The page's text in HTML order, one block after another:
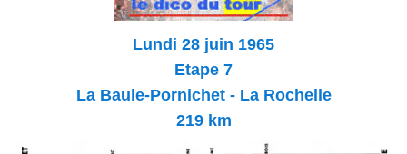
Lundi 28 juin 1965
Etape 7
La Baule-Pornichet - La Rochelle
219 km